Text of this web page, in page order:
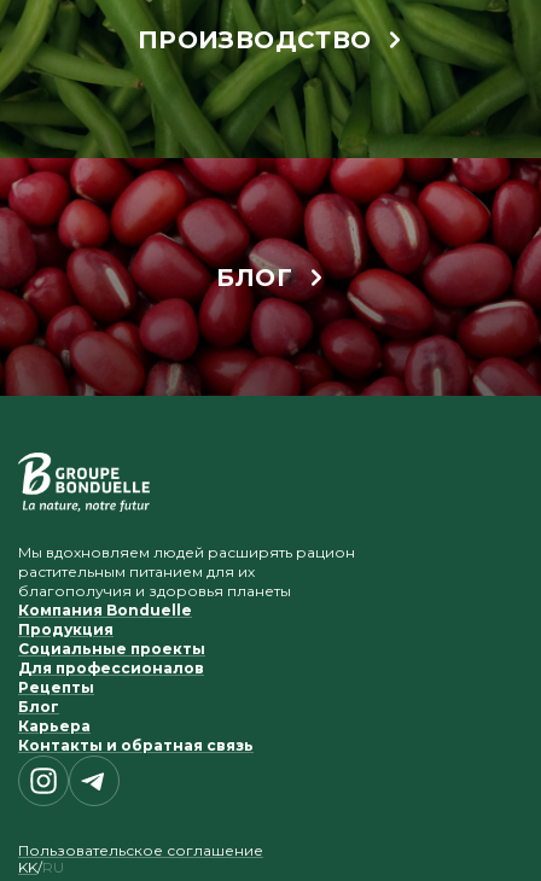
ПРОИЗВОДСТВО
БЛОГ
Мы вдохновляем людей расширять рацион
растительным питанием для их
благополучия и здоровья планеты
Компания Bonduelle
Продукция
Социальные проекты
Для профессионалов
Рецепты
Блог
Карьера
Контакты и обратная связь
Пользовательское соглашение
KK RU